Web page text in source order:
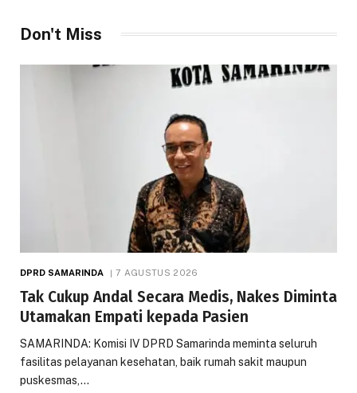
Don't Miss
DPRD SAMARINDA 7 AGUSTUS 2026
Tak Cukup Andal Secara Medis, Nakes Diminta
Utamakan Empati kepada Pasien
SAMARINDA: Komisi IV DPRD Samarinda meminta seluruh
fasilitas pelayanan kesehatan, baik rumah sakit maupun
puskesmas,…